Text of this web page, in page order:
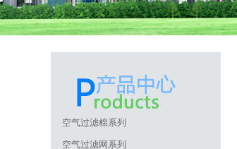
空气过滤棉系列
空气过滤网系列